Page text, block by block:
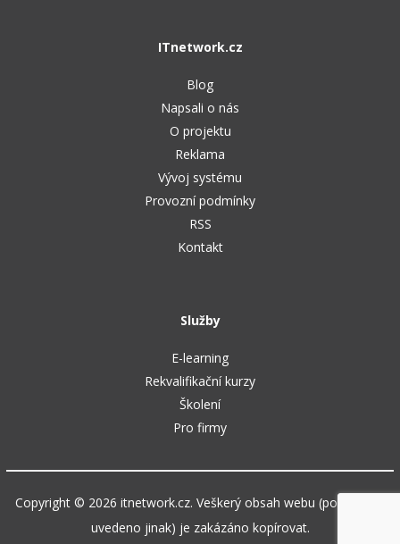
ITnetwork.cz
Blog
Napsali o nás
O projektu
Reklama
Vývoj systému
Provozní podmínky
RSS
Kontakt
Služby
E-learning
Rekvalifikační kurzy
Školení
Pro firmy
Copyright © 2026 itnetwork.cz. Veškerý obsah webu (pokud není
uvedeno jinak) je zakázáno kopírovat.